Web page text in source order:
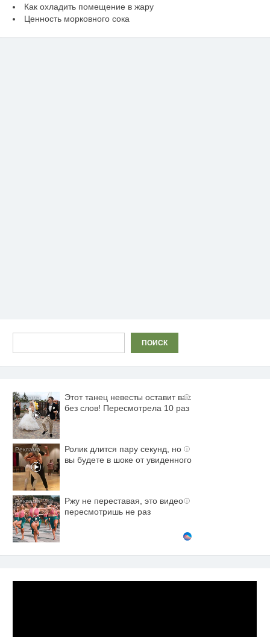
Как охладить помещение в жару
Ценность морковного сока
ПОИСК
i
Этот танец невесты оставит вас
без слов! Пересмотрела 10 раз
i
Ролик длится пару секунд, но
вы будете в шоке от увиденного
i
Ржу не переставая, это видео
пересмотришь не раз